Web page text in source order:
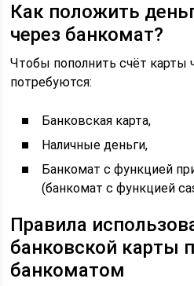
Как положить
через банкомат?
Чтобы пополнить счёт карты
потребуются:
Банковская карта,
Наличные деньги,
Банкомат с функцией
(банкомат с функцией
Правила
банковской карты
банкоматом